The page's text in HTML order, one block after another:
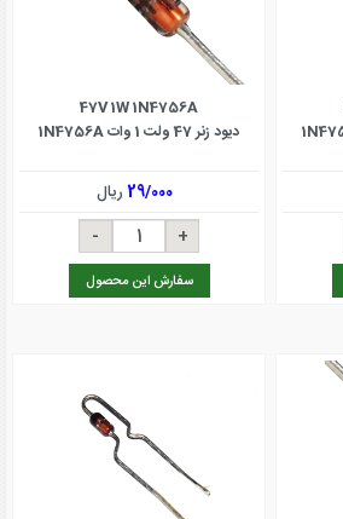
47V 1W 1N4756A
دیود زنر 47 ولت 1 وات 1N4756A
29/000ریال
سفارش این محصول